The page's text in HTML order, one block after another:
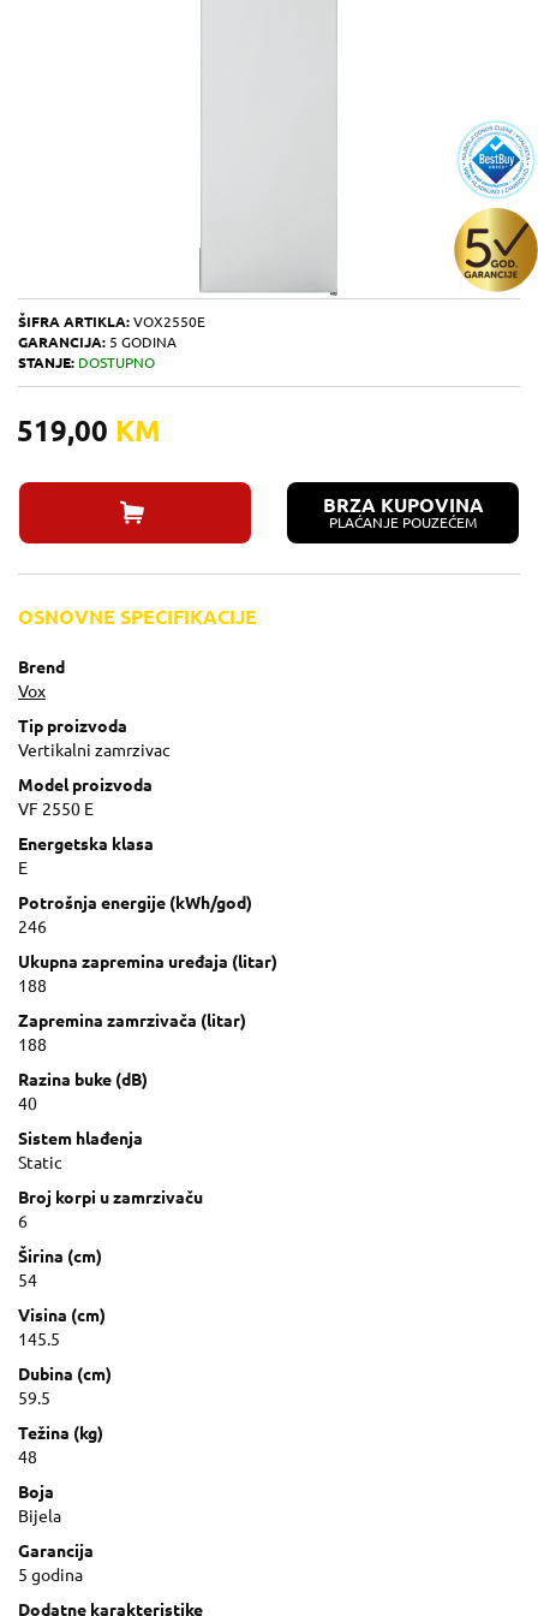
ŠIFRA ARTIKLA: VOX2550E
GARANCIJA: 5 GODINA
STANJE: DOSTUPNO
519,00 KM
BRZA KUPOVINA
PLAĆANJE POUZEĆEM
OSNOVNE SPECIFIKACIJE
Brend
Vox
Tip proizvoda
Vertikalni zamrzivac
Model proizvoda
VF 2550 E
Energetska klasa
E
Potrošnja energije (kWh/god)
246
Ukupna zapremina uređaja (litar)
188
Zapremina zamrzivača (litar)
188
Razina buke (dB)
40
Sistem hlađenja
Static
Broj korpi u zamrzivaču
6
Širina (cm)
54
Visina (cm)
145.5
Dubina (cm)
59.5
Težina (kg)
48
Boja
Bijela
Garancija
5 godina
Dodatne karakteristike